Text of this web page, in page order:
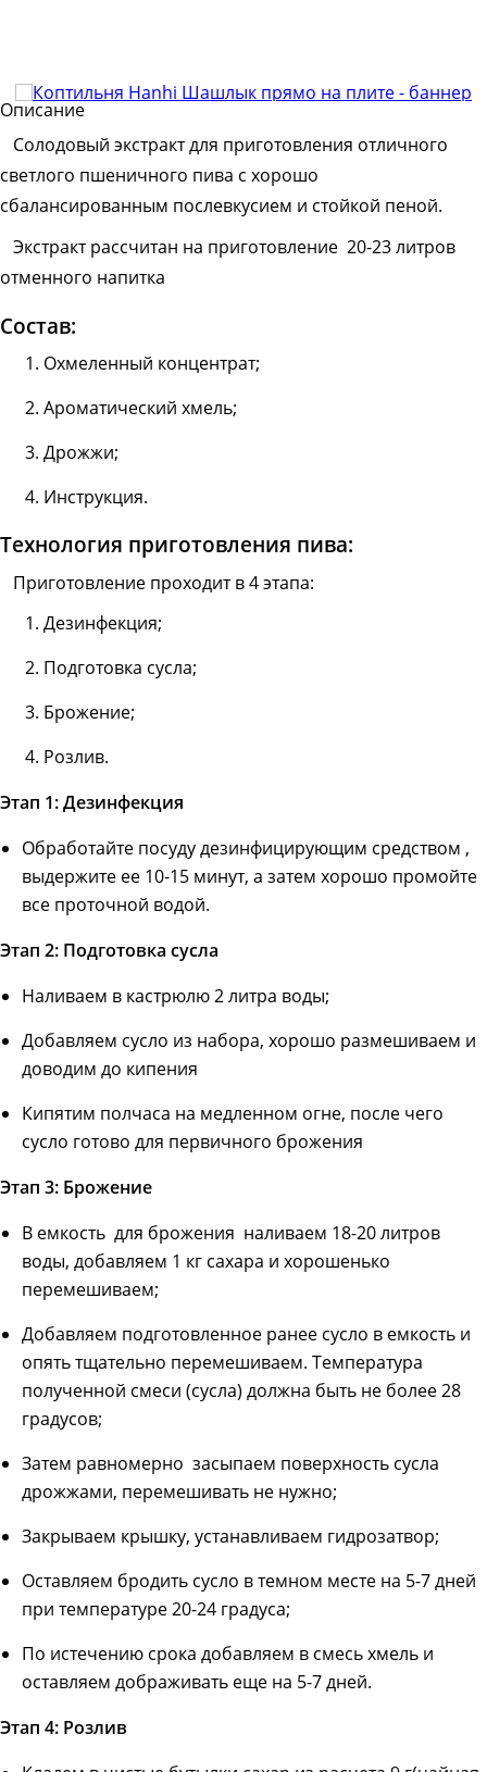
Описание
Солодовый экстракт для приготовления отличного
светлого пшеничного пива с хорошо
сбалансированным послевкусием и стойкой пеной.
Экстракт рассчитан на приготовление 20-23 литров
отменного напитка
Состав:
Охмеленный концентрат;
Ароматический хмель;
Дрожжи;
Инструкция.
Технология приготовления пива:
Приготовление проходит в 4 этапа:
Дезинфекция;
Подготовка сусла;
Брожение;
Розлив.
Этап 1: Дезинфекция
Обработайте посуду дезинфицирующим средством ,
выдержите ее 10-15 минут, а затем хорошо промойте
все проточной водой.
Этап 2: Подготовка сусла
Наливаем в кастрюлю 2 литра воды;
Добавляем сусло из набора, хорошо размешиваем и
доводим до кипения
Кипятим полчаса на медленном огне, после чего
сусло готово для первичного брожения
Этап 3: Брожение
В емкость для брожения наливаем 18-20 литров
воды, добавляем 1 кг сахара и хорошенько
перемешиваем;
Добавляем подготовленное ранее сусло в емкость и
опять тщательно перемешиваем. Температура
полученной смеси (сусла) должна быть не более 28
градусов;
Затем равномерно засыпаем поверхность сусла
дрожжами, перемешивать не нужно;
Закрываем крышку, устанавливаем гидрозатвор;
Оставляем бродить сусло в темном месте на 5-7 дней
при температуре 20-24 градуса;
По истечению срока добавляем в смесь хмель и
оставляем дображивать еще на 5-7 дней.
Этап 4: Розлив